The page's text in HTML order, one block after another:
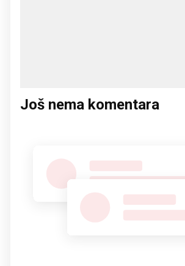
Još nema komentara